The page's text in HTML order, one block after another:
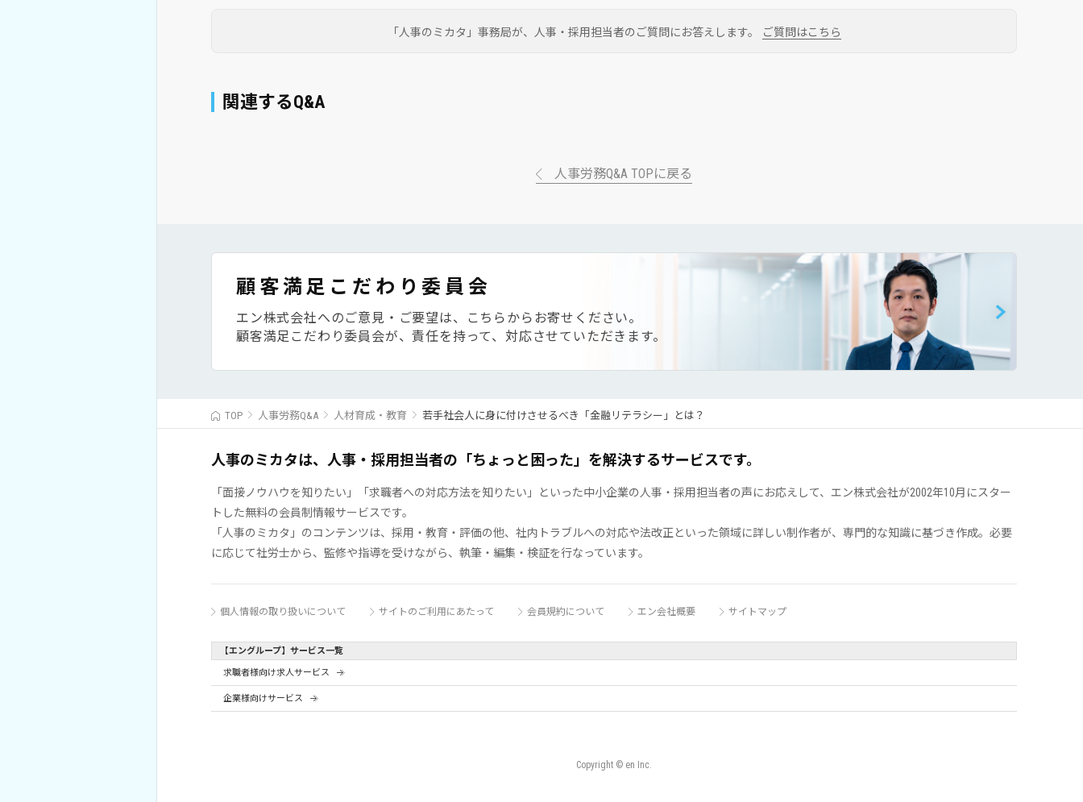
「人事のミカタ」事務局が、 人事・採用担当者のご質問にお答えします。 ご質問はこちら
関連するQ&A
人事労務Q&A TOPに戻る
顧客満足こだわり委員会
エン株式会社へのご意見・ご要望は、こちらからお寄せください。
顧客満足こだわり委員会が、責任を持って、対応させていただきます。
TOP 人事労務Q&A 人材育成・教育 若手社会人に身に付けさせるべき「金融リテラシー」とは？
人事のミカタは、人事・採用担当者の「ちょっと困った」を解決するサービスです。
「面接ノウハウを知りたい」「求職者への対応方法を知りたい」といった中小企業の人事・採用担当者の声にお応えして、エン株式会社が2002年10月にスター
トした無料の会員制情報サービスです。
「人事のミカタ」のコンテンツは、採用・教育・評価の他、社内トラブルへの対応や法改正といった領域に詳しい制作者が、専門的な知識に基づき作成。必要
に応じて社労士から、監修や指導を受けながら、執筆・編集・検証を行なっています。
個人情報の取り扱いについて サイトのご利用にあたって 会員規約について エン会社概要 サイトマップ
【エングループ】サービス一覧
求職者様向け求人サービス
企業様向けサービス
Copyright © en Inc.